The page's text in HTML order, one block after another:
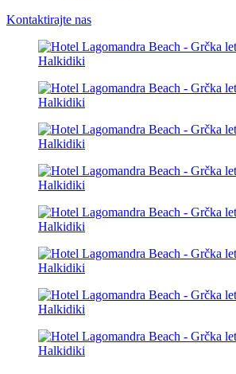
Kontaktirajte nas